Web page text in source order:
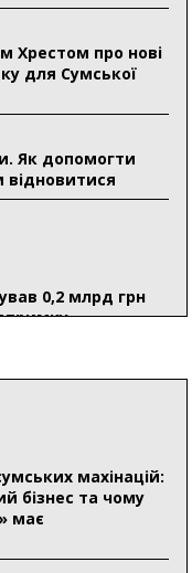
Хрестом про нові
для Сумської
Як допомогти
0,2 млрд грн
дітей із
оздоровилася
компенсацій на
махінацій:
бізнес та чому
має